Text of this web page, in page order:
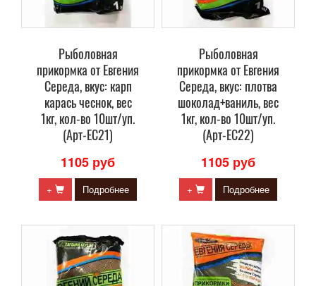
Рыболовная
прикормка от Евгения
Середа, вкус: карп
карась чеснок, вес
1кг, кол-во 10шт/уп.
(Арт-ЕС21)
1105 руб
+ Подробнее
Рыболовная
прикормка от Евгения
Середа, вкус: плотва
шоколад+ваниль, вес
1кг, кол-во 10шт/уп.
(Арт-ЕС22)
1105 руб
+ Подробнее